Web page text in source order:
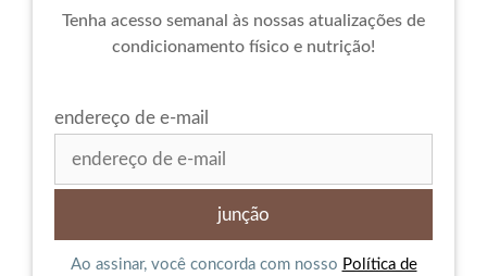
Tenha acesso semanal às nossas atualizações de
condicionamento físico e nutrição!
endereço de e-mail
Ao assinar, você concorda com nosso Política de